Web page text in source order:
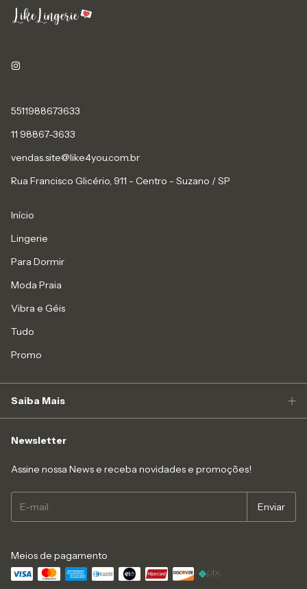
5511988673633
11 98867-3633
vendas.site@like4you.com.br
Rua Francisco Glicério, 911 - Centro - Suzano / SP
Início
Lingerie
Para Dormir
Moda Praia
Vibra e Géis
Tudo
Promo
Saiba Mais
Newsletter
Assine nossa News e receba novidades e promoções!
Meios de pagamento